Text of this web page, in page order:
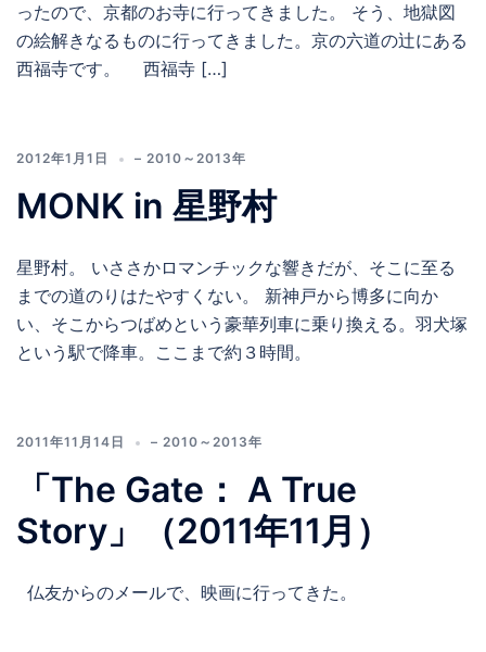
ったので、京都のお寺に行ってきました。 そう、地獄図
の絵解きなるものに行ってきました。京の六道の辻にある
西福寺です。 西福寺 […]
2012年1月1日 – 2010～2013年
MONK in 星野村
星野村。 いささかロマンチックな響きだが、そこに至る
までの道のりはたやすくない。 新神戸から博多に向か
い、そこからつばめという豪華列車に乗り換える。羽犬塚
という駅で降車。ここまで約３時間。
2011年11月14日 – 2010～2013年
「The Gate： A True
Story」（2011年11月）
仏友からのメールで、映画に行ってきた。